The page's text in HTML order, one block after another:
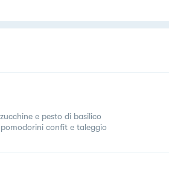
e pesto di basilico
confit e taleggio